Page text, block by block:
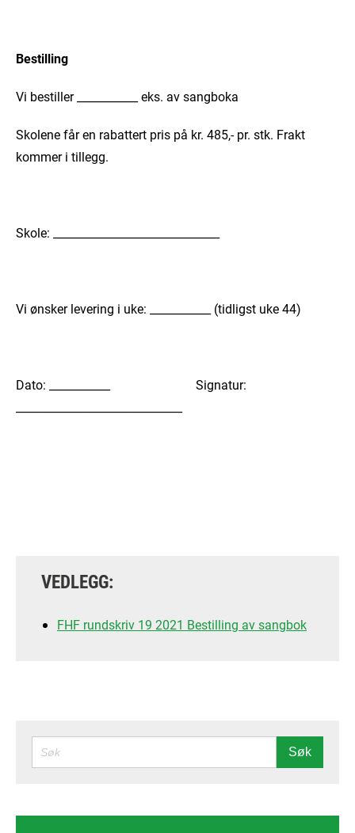
Bestilling
Vi bestiller ___________ eks. av sangboka
Skolene får en rabattert pris på kr. 485,- pr. stk. Frakt
kommer i tillegg.
Skole: ______________________________
Vi ønsker levering i uke: ___________ (tidligst uke 44)
Dato: ___________ Signatur:
VEDLEGG:
FHF rundskriv 19 2021 Bestilling av sangbok
SØK Søk